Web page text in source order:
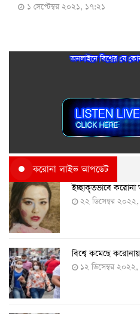
১ সেপ্টেম্বর ২০২১, ১৭:২১
অনলাইনে বিশ্বের যে
করোনা লাইভ আপডেট
ইচ্ছাকৃতভাবে করোনা
২২ ডিসেম্বর
বিশ্বে কমেছে
১২ ডিসেম্বর